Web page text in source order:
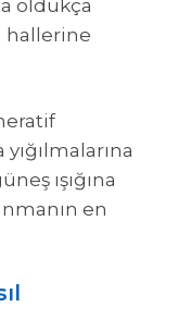
oldukça
hallerine
ışığına
en